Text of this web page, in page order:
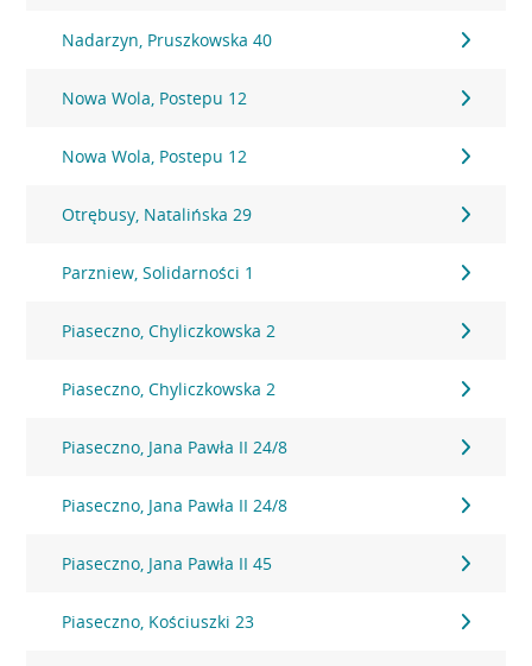
Nadarzyn, Pruszkowska 40
Nowa Wola, Postepu 12
Nowa Wola, Postepu 12
Otrębusy, Natalińska 29
Parzniew, Solidarności 1
Piaseczno, Chyliczkowska 2
Piaseczno, Chyliczkowska 2
Piaseczno, Jana Pawła II 24/8
Piaseczno, Jana Pawła II 24/8
Piaseczno, Jana Pawła II 45
Piaseczno, Kościuszki 23